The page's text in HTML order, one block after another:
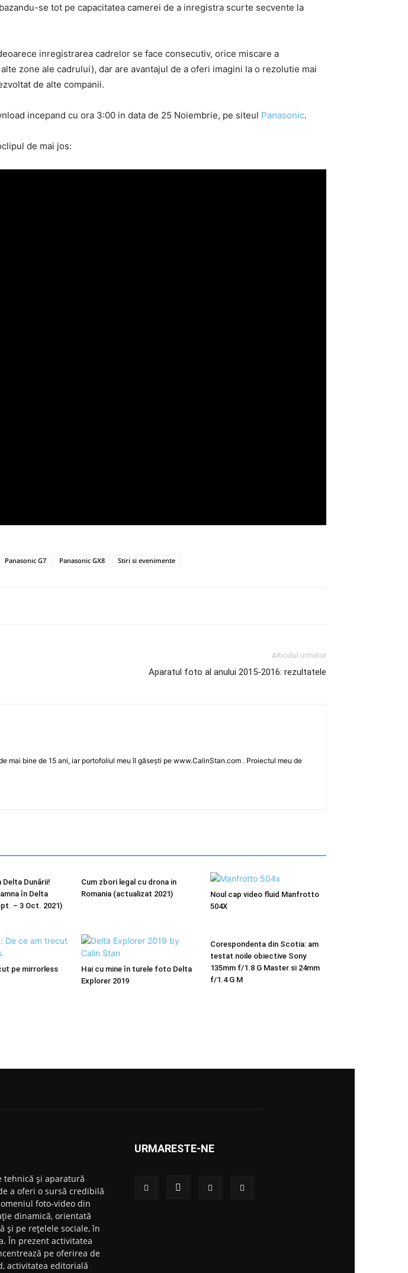
se tot pe capacitatea camerei de a inregistra scurte secvente la
inregistrarea cadrelor se face consecutiv, orice miscare a
zone ale cadrului), dar are avantajul de a oferi imagini la o rezolutie mai
de alte companii.
incepand cu ora 3:00 in data de 25 Noiembrie, pe siteul Panasonic.
de mai jos:
Panasonic G7 Panasonic GX8 Stiri si evenimente
Articolul urmator
Aparatul foto al anului 2015-2016: rezultatele
mai bine de 15 ani, iar portofoliul meu îl găsești pe www.CalinStan.com . Proiectul meu de
Delta Dunării!
în Delta
– 3 Oct. 2021)
Cum zbori legal cu drona in
Romania (actualizat 2021)
Noul cap video fluid Manfrotto
504X
pe mirrorless
Hai cu mine în turele foto Delta
Explorer 2019
Corespondenta din Scotia: am
testat noile obiective Sony
135mm f/1.8 G Master si 24mm
f/1.4 G M
tehnică și aparatură
a oferi o sursă credibilă
foto-video din
dinamică, orientată
și pe rețelele sociale, în
În prezent activitatea
pe oferirea de
activitatea editorială
URMARESTE-NE